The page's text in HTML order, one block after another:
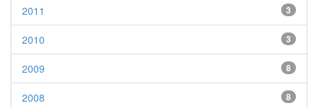
3
2011
3
2010
8
2009
8
2008